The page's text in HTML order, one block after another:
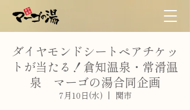
ダイヤモンドシートペアチケッ
トが当たる！倉知温泉・常滑温
泉 マーゴの湯合同企画
7月10日(水)
  |
関市